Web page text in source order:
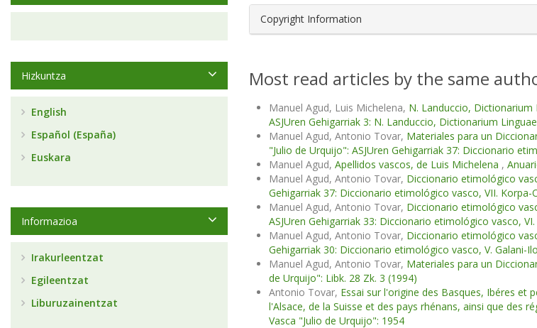
Copyright Information
Most read articles by the same
Manuel Agud, Luis Michelena, N. Landuccio, Dictionarium
ASJUren Gehigarriak 3: N. Landuccio, Dictionarium
Manuel Agud, Antonio Tovar, Materiales para un
"Julio de Urquijo": ASJUren Gehigarriak 37: Diccionario
Manuel Agud, Apellidos vascos, de Luis Michelena ,
Manuel Agud, Antonio Tovar, Diccionario etimológico
Gehigarriak 37: Diccionario etimológico vasco, VII. Korpa-
Manuel Agud, Antonio Tovar, Diccionario etimológico
ASJUren Gehigarriak 33: Diccionario etimológico vasco,
Manuel Agud, Antonio Tovar, Diccionario etimológico
Gehigarriak 30: Diccionario etimológico vasco, V. Galani-
Manuel Agud, Antonio Tovar, Materiales para un
de Urquijo": Libk. 28 Zk. 3 (1994)
Antonio Tovar, Essai sur l'origine des Basques, Ibéres et
l'Alsace, de la Suisse et des pays rhénans, ainsi que des
Vasca "Julio de Urquijo": 1954
Hizkuntza
English
Español (España)
Euskara
Informazioa
Irakurleentzat
Egileentzat
Liburuzainentzat